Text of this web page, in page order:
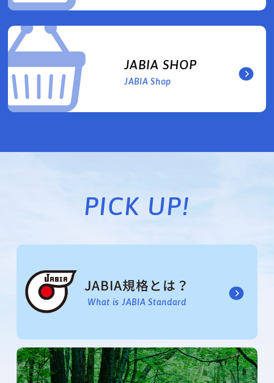
JABIA SHOP
JABIA Shop
PICK UP!
JABIA規格とは？
What is JABIA Standard